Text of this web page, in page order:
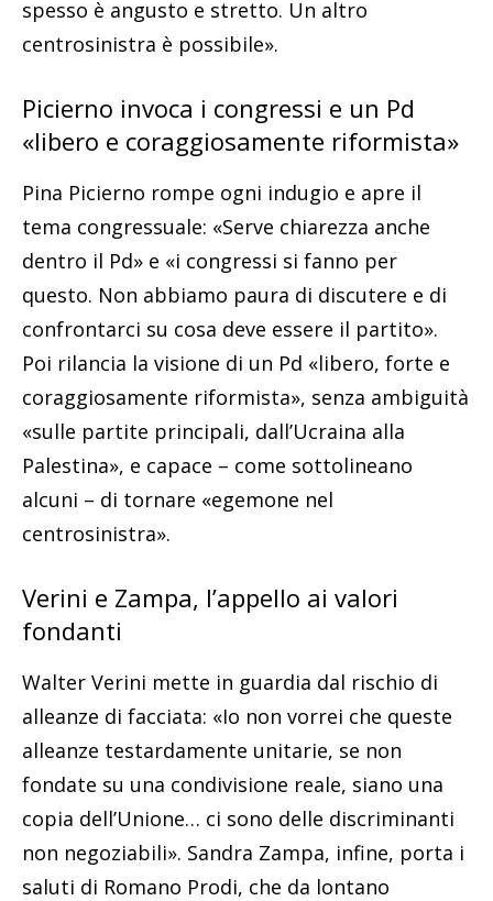
spesso è angusto e stretto. Un altro
centrosinistra è possibile».
Picierno invoca i congressi e un Pd
«libero e coraggiosamente riformista»
Pina Picierno rompe ogni indugio e apre il
tema congressuale: «Serve chiarezza anche
dentro il Pd» e «i congressi si fanno per
questo. Non abbiamo paura di discutere e di
confrontarci su cosa deve essere il partito».
Poi rilancia la visione di un Pd «libero, forte e
coraggiosamente riformista», senza ambiguità
«sulle partite principali, dall’Ucraina alla
Palestina», e capace – come sottolineano
alcuni – di tornare «egemone nel
centrosinistra».
Verini e Zampa, l’appello ai valori
fondanti
Walter Verini mette in guardia dal rischio di
alleanze di facciata: «Io non vorrei che queste
alleanze testardamente unitarie, se non
fondate su una condivisione reale, siano una
copia dell’Unione… ci sono delle discriminanti
non negoziabili». Sandra Zampa, infine, porta i
saluti di Romano Prodi, che da lontano